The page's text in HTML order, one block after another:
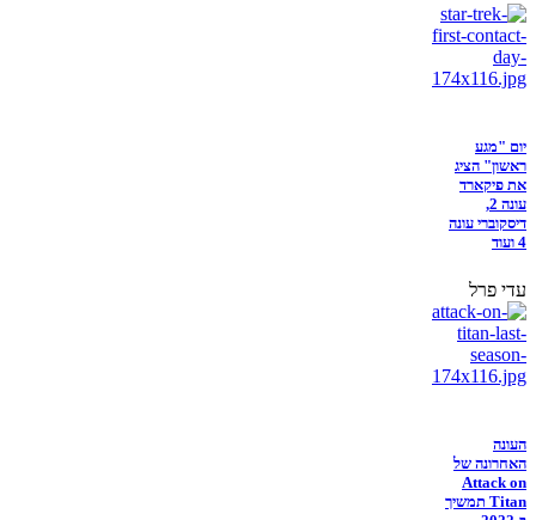
יום "מגע
ראשון" הציג
את פיקארד
עונה 2,
דיסקוברי עונה
4 ועוד
עדי פרל
העונה
האחרונה של
Attack on
Titan תמשיך